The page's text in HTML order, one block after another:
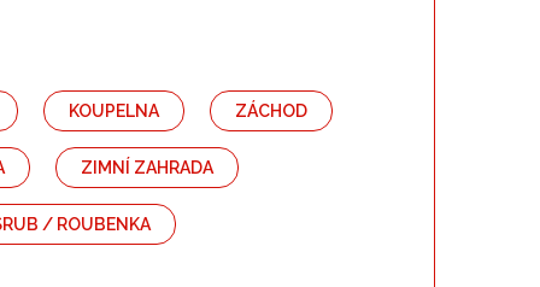
KOUPELNA ZÁCHOD
ZIMNÍ ZAHRADA
/ ROUBENKA